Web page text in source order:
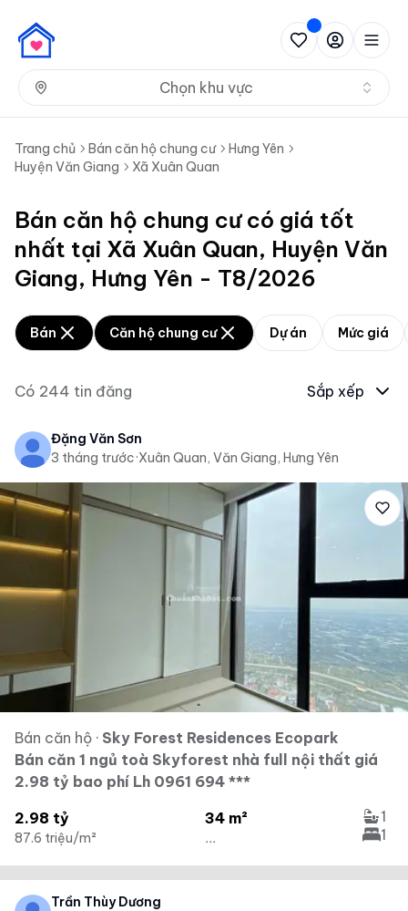
Chọn khu vực
Trang chủ Bán căn hộ chung cư
Hưng Yên
Huyện Văn Giang
Xã Xuân Quan
Bán căn hộ chung cư có giá tốt
nhất tại Xã Xuân Quan, Huyện Văn
Giang, Hưng Yên - T8/2026
Bán Căn hộ chung cư Dự án Mức giá
Có 244 tin đăng Sắp xếp
Đặng Văn Sơn
3 tháng trước·Xuân Quan, Văn Giang, Hưng Yên
Bán căn hộ · Sky Forest Residences Ecopark
Bán căn 1 ngủ toà Skyforest nhà full nội thất giá
2.98 tỷ bao phí Lh 0961 694 ***
2.98 tỷ
87.6 triệu/m²
34 m²
...
1
1
Trần Thùy Dương